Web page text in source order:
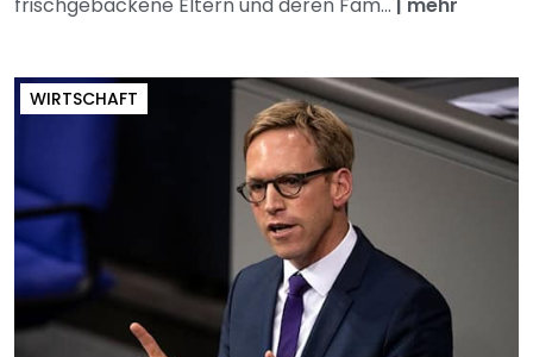
frischgebackene Eltern und deren Fam... | mehr
WIRTSCHAFT